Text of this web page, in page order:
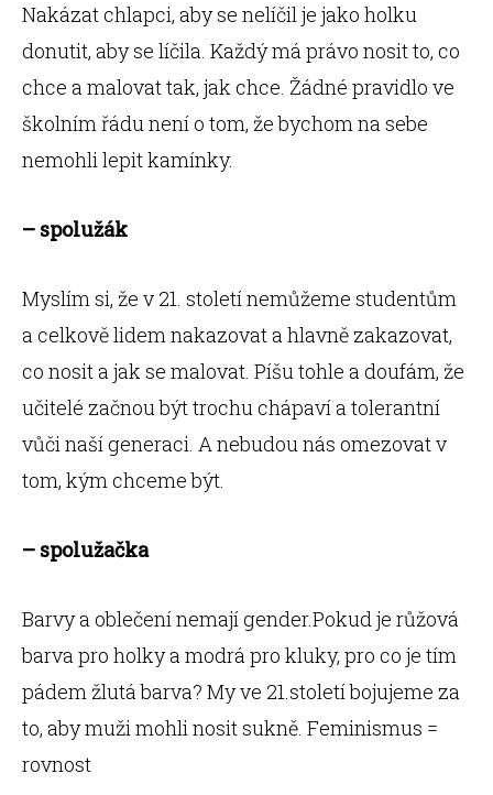
Nakázat chlapci, aby se nelíčil je jako holku
donutit, aby se líčila. Každý má právo nosit to, co
chce a malovat tak, jak chce. Žádné pravidlo ve
školním řádu není o tom, že bychom na sebe
nemohli lepit kamínky.
– spolužák
Myslím si, že v 21. století nemůžeme studentům
a celkově lidem nakazovat a hlavně zakazovat,
co nosit a jak se malovat. Píšu tohle a doufám, že
učitelé začnou být trochu chápaví a tolerantní
vůči naší generaci. A nebudou nás omezovat v
tom, kým chceme být.
– spolužačka
Barvy a oblečení nemají gender.Pokud je růžová
barva pro holky a modrá pro kluky, pro co je tím
pádem žlutá barva? My ve 21.století bojujeme za
to, aby muži mohli nosit sukně. Feminismus =
rovnost